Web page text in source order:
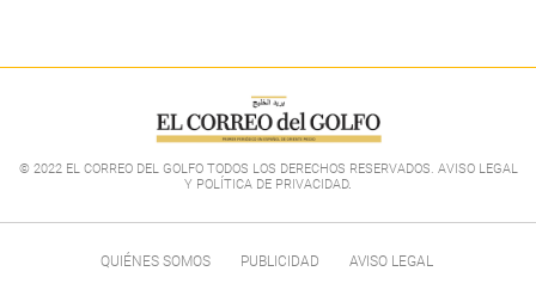
© 2022 EL CORREO DEL GOLFO TODOS LOS DERECHOS RESERVADOS. AVISO LEGAL
Y POLÍTICA DE PRIVACIDAD.
QUIÉNES SOMOS PUBLICIDAD AVISO LEGAL